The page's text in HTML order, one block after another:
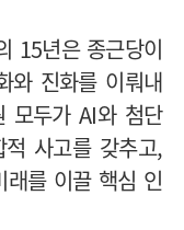
15년은 종근당이
와 진화를 이뤄내
모두가 AI와 첨단
사고를 갖추고,
래를 이끌 핵심 인